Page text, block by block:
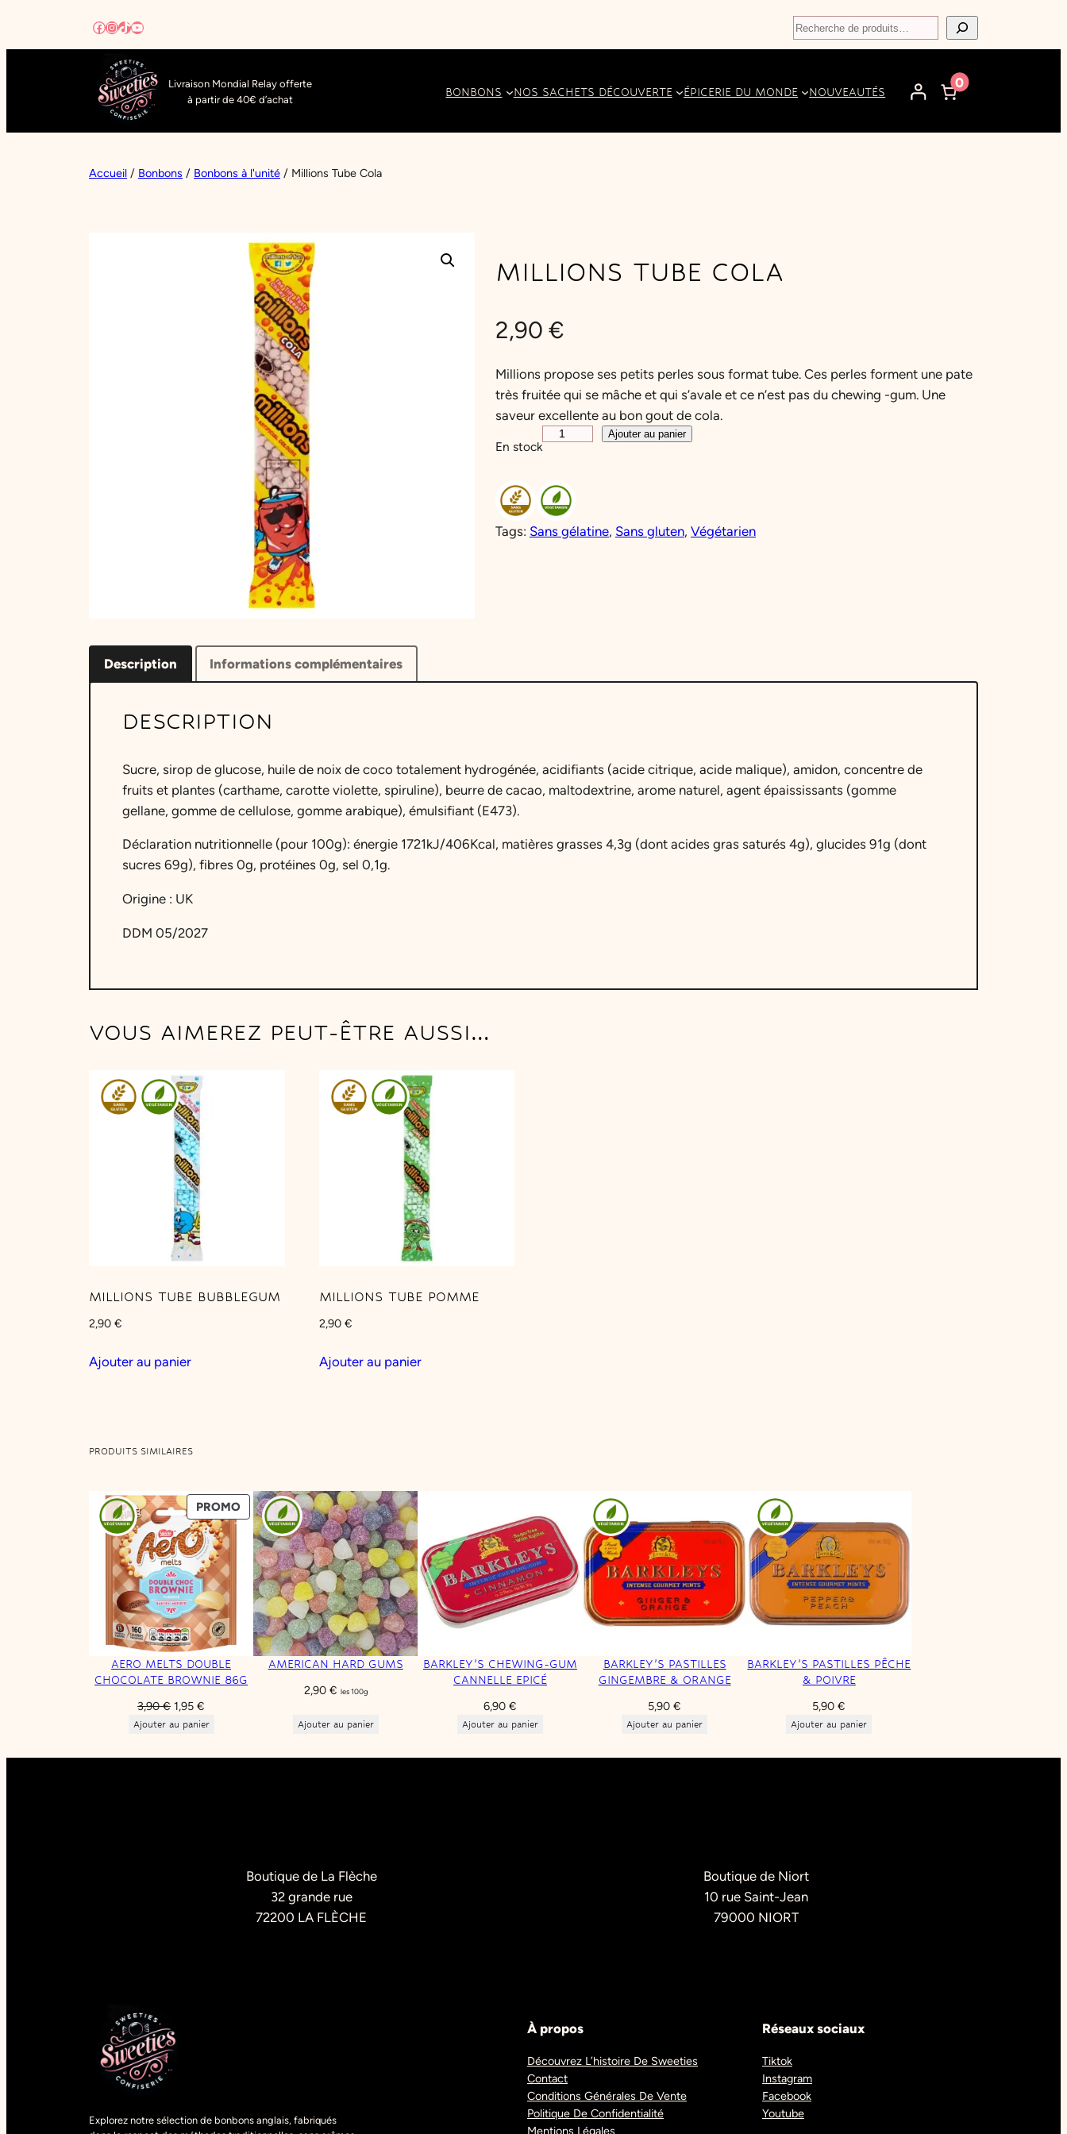
Facebook
Instagram
TikTok
YouTube Recherche
Livraison Mondial Relay offerte
à partir de 40€ d’achat
BONBONS NOS SACHETS DÉCOUVERTE ÉPICERIE DU MONDE NOUVEAUTÉS
0
Accueil / Bonbons / Bonbons à l'unité / Millions Tube Cola
MILLIONS TUBE COLA
2,90 €
Millions propose ses petits perles sous format tube. Ces perles forment une pate
très fruitée qui se mâche et qui s’avale et ce n’est pas du chewing -gum. Une
saveur excellente au bon gout de cola.
En stock
u
n
t
i
l
n
b
Ajouter au panier
Tags: Sans gélatine, Sans gluten, Végétarien
Description Informations complémentaires
DESCRIPTION
Sucre, sirop de glucose, huile de noix de coco totalement hydrogénée, acidifiants (acide citrique, acide malique), amidon, concentre de
fruits et plantes (carthame, carotte violette, spiruline), beurre de cacao, maltodextrine, arome naturel, agent épaississants (gomme
gellane, gomme de cellulose, gomme arabique), émulsifiant (E473).
Déclaration nutritionnelle (pour 100g): énergie 1721kJ/406Kcal, matières grasses 4,3g (dont acides gras saturés 4g), glucides 91g (dont
sucres 69g), fibres 0g, protéines 0g, sel 0,1g.
Origine : UK
DDM 05/2027
VOUS AIMEREZ PEUT-ÊTRE AUSSI…
MILLIONS TUBE BUBBLEGUM
2,90 €
Ajouter au panier
MILLIONS TUBE POMME
2,90 €
Ajouter au panier
PRODUITS SIMILAIRES
PROMOPRODUIT
EN
PROMOTION
AERO MELTS DOUBLE
CHOCOLATE BROWNIE 86G
3,90€ Le
prix
était :
1,95€
prix
est :
Ajouter au panier
AMERICAN HARD GUMS
2,90 € les 100g
Ajouter au panier
BARKLEY’S CHEWING-GUM
CANNELLE EPICÉ
6,90 €
Ajouter au panier
BARKLEY’S PASTILLES
GINGEMBRE & ORANGE
5,90€
Ajouter au panier
BARKLEY’S PASTILLES PÊCHE
& POIVRE
5,90€
Ajouter au panier
Boutique de La Flèche
32 grande rue
72200 LA FLÈCHE
Boutique de Niort
10 rue Saint-Jean
79000 NIORT
Explorez notre sélection de bonbons anglais, fabriqués
À propos
Découvrez L’histoire De Sweeties
Contact
Conditions Générales De Vente
Politique De Confidentialité
Mentions Légales
Réseaux sociaux
Tiktok
Instagram
Facebook
Youtube